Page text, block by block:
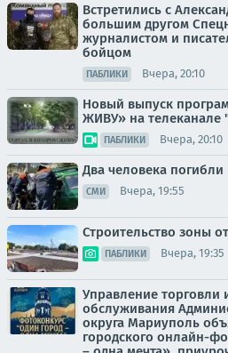
Встретились с
большим другом
журналистом и
бойцом
ПАБЛИКИ Вчера, 20:10
Новый выпуск
ЖИВУ» на
ПАБЛИКИ Вчера, 20:10
Два человека
СМИ Вчера, 19:55
Строительство зоны
ПАБЛИКИ Вчера, 19:35
Управление торговли
обслуживания
округа Мариуполь
городского онлайн-